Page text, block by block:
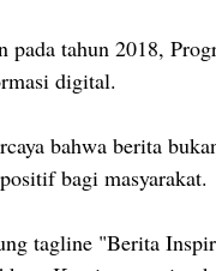
pada tahun 2018,
digital.
bahwa berita
bagi masyarakat.
tagline "Berita